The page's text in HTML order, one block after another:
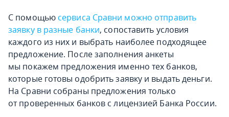
С помощью сервиса Сравни можно отправить
заявку в разные банки, сопоставить условия
каждого из них и выбрать наиболее подходящее
предложение. После заполнения анкеты
мы покажем предложения именно тех банков,
которые готовы одобрить заявку и выдать деньги.
На Сравни собраны предложения только
от проверенных банков с лицензией Банка России.